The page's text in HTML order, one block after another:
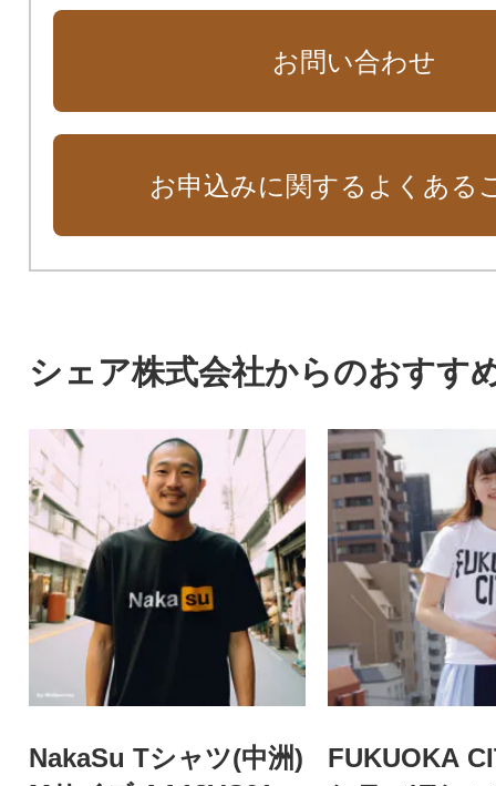
お問い合わせ
お申込みに関するよくある
シェア株式会社からのおすす
NakaSu Tシャツ(中洲)
FUKUOKA